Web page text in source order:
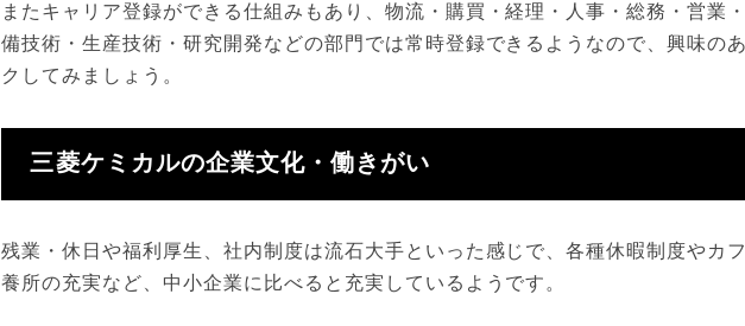
またキャリア登録ができる仕組みもあり、物流・購買・経理・人事・総務・営業
備技術・生産技術・研究開発などの部門では常時登録できるようなので、興味の
クしてみましょう。
三菱ケミカルの企業文化・働きがい
残業・休日や福利厚生、社内制度は流石大手といった感じで、各種休暇制度やカ
養所の充実など、中小企業に比べると充実しているようです。